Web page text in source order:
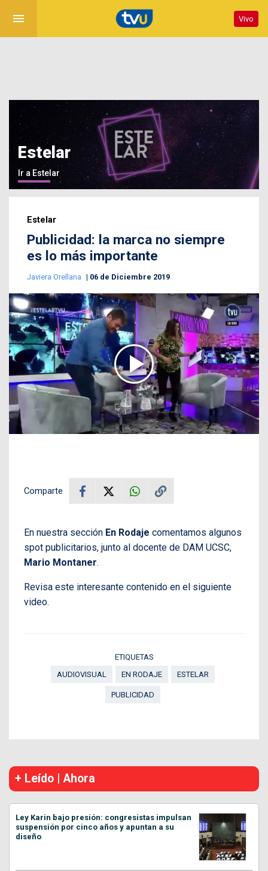
menu Vivo
Estelar
Ir a Estelar
Estelar
Publicidad: la marca no siempre
es lo más importante
Javiera Orellana 06 de Diciembre 2019
Comparte
En nuestra sección En Rodaje comentamos algunos
spot publicitarios, junto al docente de DAM UCSC,
Mario Montaner.
Revisa este interesante contenido en el siguiente
video.
ETIQUETAS
AUDIOVISUAL
EN RODAJE ESTELAR
PUBLICIDAD
+ Leído | Ahora
Ley Karin bajo presión: congresistas impulsan
suspensión por cinco años y apuntan a su
diseño